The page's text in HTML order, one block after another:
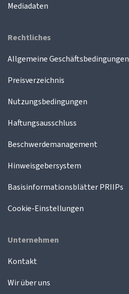
Mediadaten
Rechtliches
Allgemeine Geschäftsbedingungen
Preisverzeichnis
Nutzungsbedingungen
Haftungsausschluss
Beschwerdemanagement
Hinweisgebersystem
Basisinformationsblätter PRIIPs
Cookie-Einstellungen
Unternehmen
Kontakt
Wir über uns